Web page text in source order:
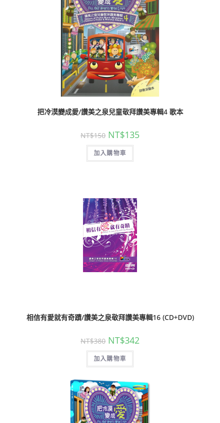
把冷漠變成愛/讚美之泉兒童敬拜讚美專輯4 歌本
NT$150 NT$135
加入購物車
相信有愛就有奇蹟/讚美之泉敬拜讚美專輯16 (CD+DVD)
NT$380 NT$342
加入購物車